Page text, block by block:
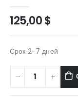
125,00$
Срок 2-7 дней